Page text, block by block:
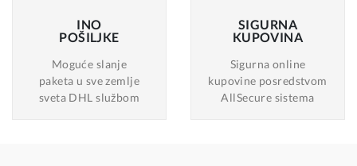
INO
POŠILJKE
Moguće slanje
paketa u sve zemlje
sveta DHL službom
SIGURNA
KUPOVINA
Sigurna online
kupovine posredstvom
AllSecure sistema